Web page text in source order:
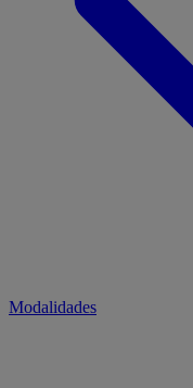
Modalidades